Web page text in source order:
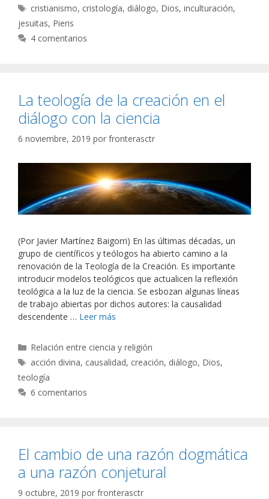
Etiquetas
cristianismo, cristología, diálogo, Dios,inculturación,
jesuitas, Pieris
4 comentarios
La teología de la creación en el
diálogo con la ciencia
6 noviembre, 2019 por fronterasctr
(Por Javier Martínez Baigorri) En las últimas décadas, un
grupo de científicos y teólogos ha abierto camino a la
renovación de la Teología de la Creación. Es importante
introducir modelos teológicos que actualicen la reflexión
teológica a la luz de la ciencia. Se esbozan algunas líneas
de trabajo abiertas por dichos autores: la causalidad
descendente … Leer más
Categorías
Relación entre ciencia y religión
Etiquetas
acción divina, causalidad, creación, diálogo, Dios,
teología
6 comentarios
El cambio de una razón dogmática
a una razón conjetural
9 octubre, 2019 por fronterasctr